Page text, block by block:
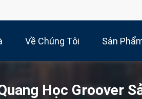
Về Chúng Tôi Sản
Học Groover